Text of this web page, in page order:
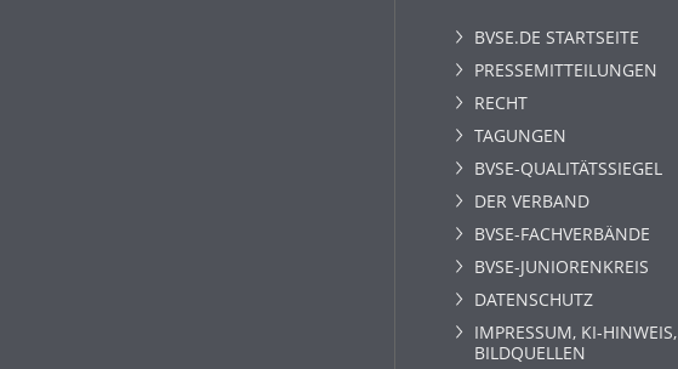
BVSE.DE STARTSEITE
PRESSEMITTEILUNGEN
RECHT
TAGUNGEN
BVSE-QUALITÄTSSIEGEL
DER VERBAND
BVSE-FACHVERBÄNDE
BVSE-JUNIORENKREIS
DATENSCHUTZ
IMPRESSUM, KI-HINWEIS,
BILDQUELLEN